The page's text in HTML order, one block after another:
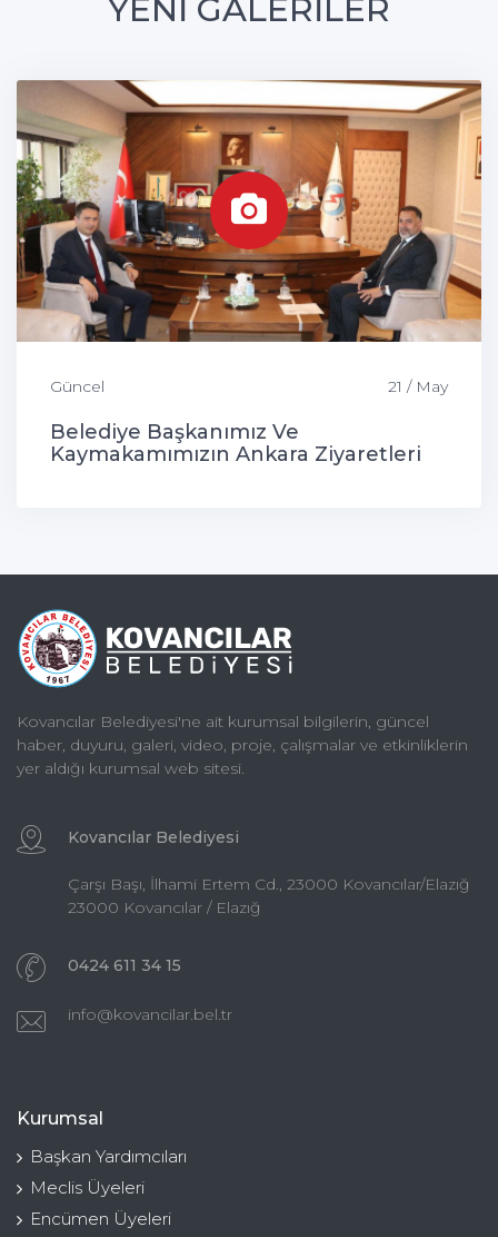
YENİ GALERİLER
Güncel 21 / May
Belediye Başkanımız Ve
Kaymakamımızın Ankara Ziyaretleri
Kovancılar Belediyesi'ne ait kurumsal bilgilerin, güncel
haber, duyuru, galeri, video, proje, çalışmalar ve etkinliklerin
yer aldığı kurumsal web sitesi.
Kovancılar Belediyesi
Çarşı Başı, İlhami Ertem Cd., 23000 Kovancılar/Elazığ
23000 Kovancılar / Elazığ
0424 611 34 15
info@kovancilar.bel.tr
Kurumsal
Başkan Yardımcıları
Meclis Üyeleri
Encümen Üyeleri